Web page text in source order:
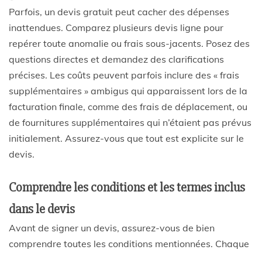
Parfois, un devis gratuit peut cacher des dépenses
inattendues. Comparez plusieurs devis ligne pour
repérer toute anomalie ou frais sous-jacents. Posez des
questions directes et demandez des clarifications
précises. Les coûts peuvent parfois inclure des « frais
supplémentaires » ambigus qui apparaissent lors de la
facturation finale, comme des frais de déplacement, ou
de fournitures supplémentaires qui n’étaient pas prévus
initialement. Assurez-vous que tout est explicite sur le
devis.
Comprendre les conditions et les termes inclus
dans le devis
Avant de signer un devis, assurez-vous de bien
comprendre toutes les conditions mentionnées. Chaque